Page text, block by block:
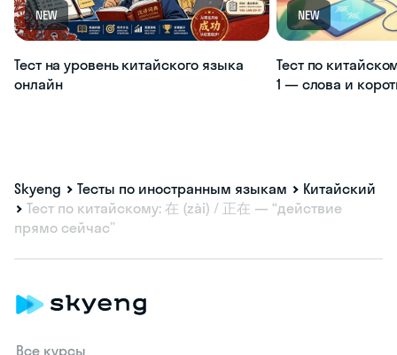
NEW
Тест на уровень китайского языка
онлайн
NEW
Тест по
1 — слова и
Skyeng Тесты по иностранным языкам
Китайский
Тест по китайскому: 在 (zài) / 正在 — “действие
прямо сейчас”
Все курсы